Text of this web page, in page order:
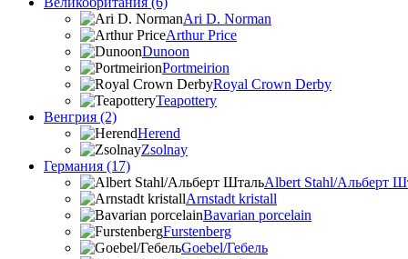
Ari D. Norman
Arthur Price
Dunoon
Portmeirion
Royal Crown Derby
Teapottery
Венгрия (2)
Herend
Zsolnay
Германия (17)
Albert Stahl/Альбеpт
Arnstadt kristall
Bavarian porcelain
Furstenberg
Goebel/Гебель